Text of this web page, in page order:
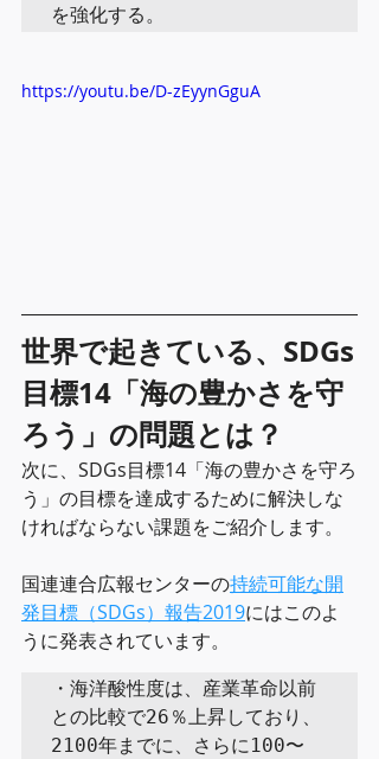
を強化する。
https://youtu.be/D-zEyynGguA
世界で起きている、SDGs
目標14「海の豊かさを守
ろう」の問題とは？
次に、SDGs目標14「海の豊かさを守ろ
う」の目標を達成するために解決しな
ければならない課題をご紹介します。
国連連合広報センターの持続可能な開
発目標（SDGs）報告2019にはこのよ
うに発表されています。
・海洋酸性度は、産業革命以前
との比較で26％上昇しており、
2100年までに、さらに100〜